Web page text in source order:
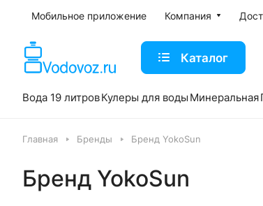
Мобильное приложение Компания
Каталог
Вода 19 литровКулеры для воды Минеральная
Главная Бренды Бренд YokoSun
Бренд YokoSun